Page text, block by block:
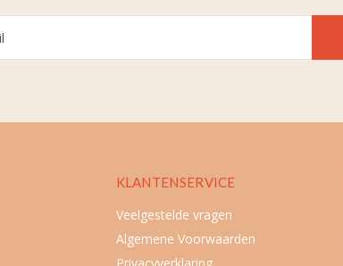
KLANTENSERVICE
Veelgestelde vragen
Algemene Voorwaarden